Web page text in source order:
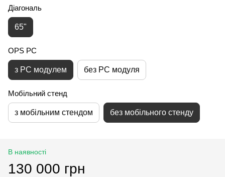
Діагональ
65"
OPS PC
з PC модулем без PC модуля
Мобільний стенд
з мобільним стендом без мобільного стенду
В наявності
130 000 грн